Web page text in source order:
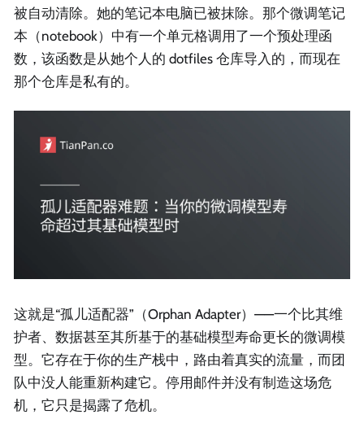
被自动清除。她的笔记本电脑已被抹除。那个微调笔记
本（notebook）中有一个单元格调用了一个预处理函
数，该函数是从她个人的 dotfiles 仓库导入的，而现在
那个仓库是私有的。
这就是“孤儿适配器”（Orphan Adapter）——一个比其维
护者、数据甚至其所基于的基础模型寿命更长的微调模
型。它存在于你的生产栈中，路由着真实的流量，而团
队中没人能重新构建它。停用邮件并没有制造这场危
机，它只是揭露了危机。